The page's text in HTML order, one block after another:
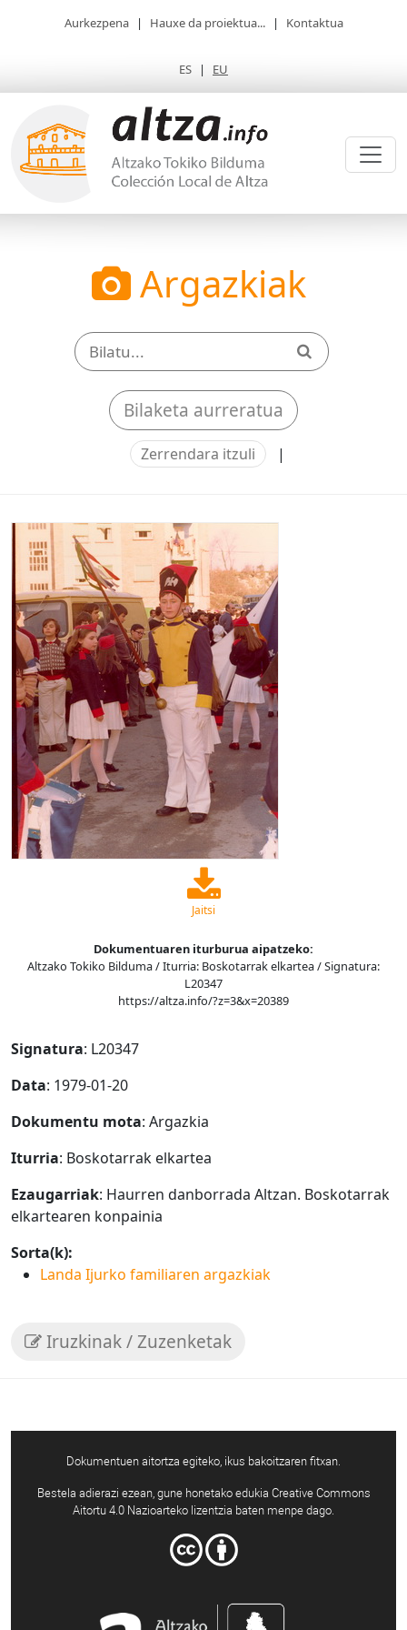
Aurkezpena | Hauxe da proiektua... | Kontaktua
ES | EU
Argazkiak
Bilaketa aurreratua
Zerrendara itzuli |
Jaitsi
Dokumentuaren iturburua aipatzeko:
Altzako Tokiko Bilduma / Iturria: Boskotarrak elkartea / Signatura:
L20347
https://altza.info/?z=3&x=20389
Signatura: L20347
Data: 1979-01-20
Dokumentu mota: Argazkia
Iturria: Boskotarrak elkartea
Ezaugarriak: Haurren danborrada Altzan. Boskotarrak
elkartearen konpainia
Sorta(k):
Landa Ijurko familiaren argazkiak
Iruzkinak / Zuzenketak
Dokumentuen aitortza egiteko, ikus bakoitzaren fitxan.
Bestela adierazi ezean, gune honetako edukia Creative Commons
Aitortu 4.0 Nazioarteko lizentzia baten menpe dago.